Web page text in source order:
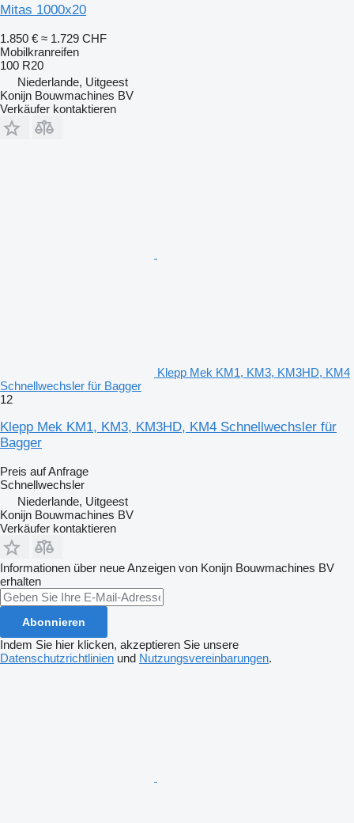
Mitas 1000x20
1.850 € ≈ 1.729 CHF
Mobilkranreifen
100 R20
Niederlande, Uitgeest
Konijn Bouwmachines BV
Verkäufer kontaktieren
Klepp Mek KM1, KM3, KM3HD, KM4
Schnellwechsler für Bagger
12
Klepp Mek KM1, KM3, KM3HD, KM4 Schnellwechsler für
Bagger
Preis auf Anfrage
Schnellwechsler
Niederlande, Uitgeest
Konijn Bouwmachines BV
Verkäufer kontaktieren
Informationen über neue Anzeigen von Konijn Bouwmachines BV
erhalten
Abonnieren
Indem Sie hier klicken, akzeptieren Sie unsere
Datenschutzrichtlinien und Nutzungsvereinbarungen.